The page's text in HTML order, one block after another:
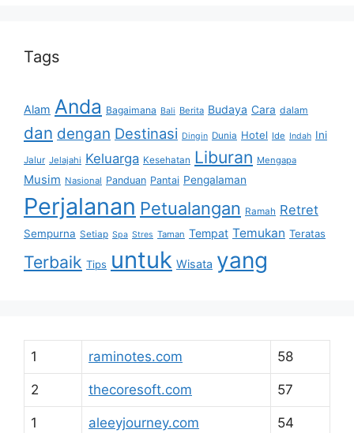
Tags
Alam Anda Bagaimana Bali Berita Budaya Cara dalam
dan dengan Destinasi Dingin Dunia Hotel Ide Indah Ini
Jalur Jelajahi Keluarga Kesehatan Liburan Mengapa
Musim Nasional Panduan Pantai Pengalaman
Perjalanan Petualangan Ramah Retret
Sempurna Setiap Spa Stres Taman Tempat Temukan Teratas
Terbaik Tips untuk Wisata yang
1 raminotes.com 58
2 thecoresoft.com 57
1 aleeyjourney.com 54